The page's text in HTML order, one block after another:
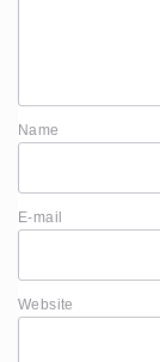
Website